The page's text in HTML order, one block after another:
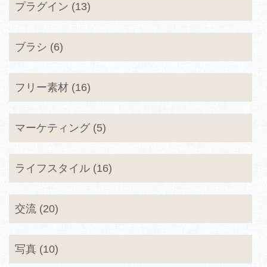
プラグイン (13)
ブラシ (6)
フリー素材 (16)
マーケティング (5)
ライフスタイル (16)
交流 (20)
写真 (10)